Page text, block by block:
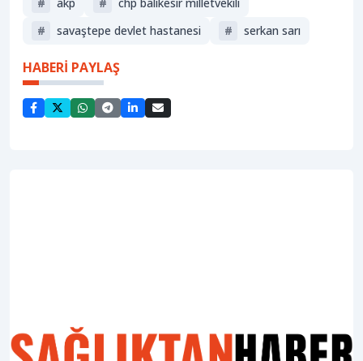
# akp #
chp balıkesir milletvekili
#
savaştepe devlet hastanesi # serkan sarı
HABERİ PAYLAŞ